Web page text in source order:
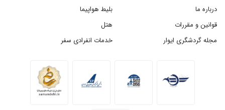
درباره ما
قوانین و مقررات
مجله گردشگری ایوار
بلیط هواپیما
هتل
خدمات انفرادی سفر